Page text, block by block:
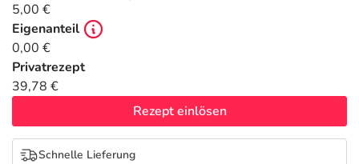
5,00 €
Eigenanteil
0,00 €
Privatrezept
39,78 €
Rezept einlösen
Schnelle Lieferung